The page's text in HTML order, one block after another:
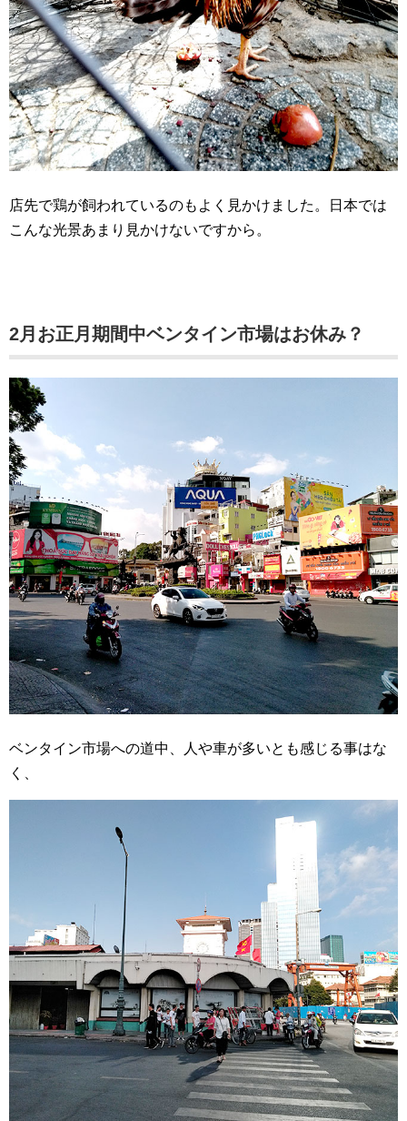
店先で鶏が飼われているのもよく見かけました。日本では
こんな光景あまり見かけないですから。
2月お正月期間中ベンタイン市場はお休み？
ベンタイン市場への道中、人や車が多いとも感じる事はな
く、